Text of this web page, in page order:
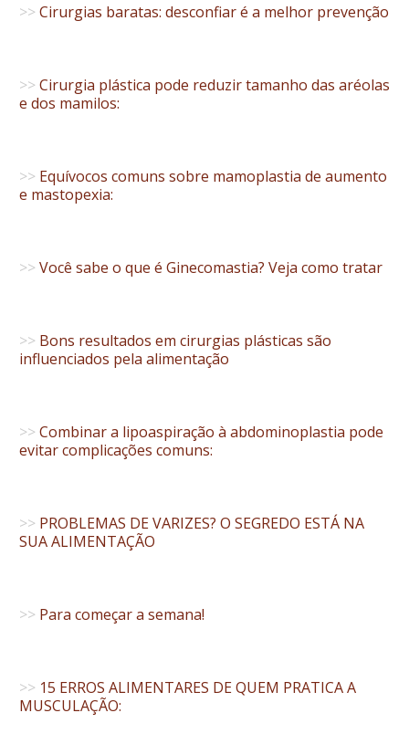
>> Cirurgias baratas: desconfiar é a melhor prevenção
>> Cirurgia plástica pode reduzir tamanho das aréolas
e dos mamilos:
>> Equívocos comuns sobre mamoplastia de aumento
e mastopexia:
>> Você sabe o que é Ginecomastia? Veja como tratar
>> Bons resultados em cirurgias plásticas são
influenciados pela alimentação
>> Combinar a lipoaspiração à abdominoplastia pode
evitar complicações comuns:
>> PROBLEMAS DE VARIZES? O SEGREDO ESTÁ NA
SUA ALIMENTAÇÃO
>> Para começar a semana!
>> 15 ERROS ALIMENTARES DE QUEM PRATICA A
MUSCULAÇÃO: